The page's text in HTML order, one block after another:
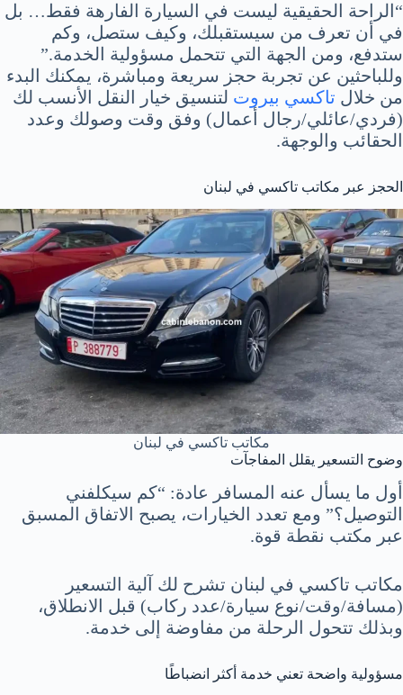
“الراحة الحقيقية ليست في السيارة الفارهة فقط… بل
في أن تعرف من سيستقبلك، وكيف ستصل، وكم
ستدفع، ومن الجهة التي تتحمل مسؤولية الخدمة.”
وللباحثين عن تجربة حجز سريعة ومباشرة، يمكنك البدء
من خلال تاكسي بيروت لتنسيق خيار النقل الأنسب لك
(فردي/عائلي/رجال أعمال) وفق وقت وصولك وعدد
الحقائب والوجهة.
الحجز عبر مكاتب تاكسي في لبنان
مكاتب تاكسي في لبنان
وضوح التسعير يقلل المفاجآت
أول ما يسأل عنه المسافر عادة: “كم سيكلفني
التوصيل؟” ومع تعدد الخيارات، يصبح الاتفاق المسبق
عبر مكتب نقطة قوة.
مكاتب تاكسي في لبنان تشرح لك آلية التسعير
(مسافة/وقت/نوع سيارة/عدد ركاب) قبل الانطلاق،
وبذلك تتحول الرحلة من مفاوضة إلى خدمة.
مسؤولية واضحة تعني خدمة أكثر انضباطًا